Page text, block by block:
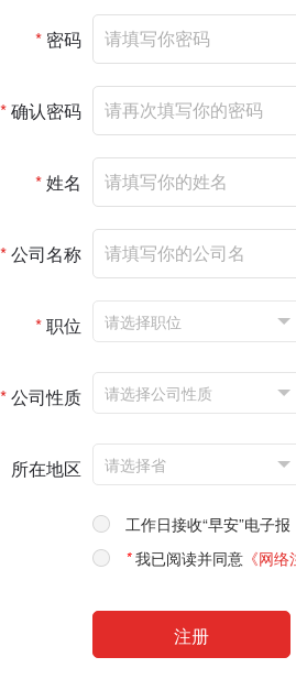
* 密码
*确认密码
*姓名
*公司名称
*职位
*公司性质
所在地区
工作日接收“早安”电子报
*我已阅读并同意 《网